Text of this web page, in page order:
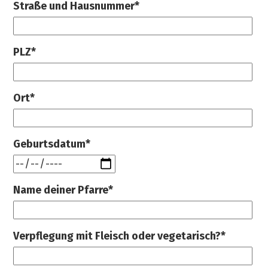
Straße und Hausnummer*
PLZ*
Ort*
Geburtsdatum*
Name deiner Pfarre*
Verpflegung mit Fleisch oder vegetarisch?*